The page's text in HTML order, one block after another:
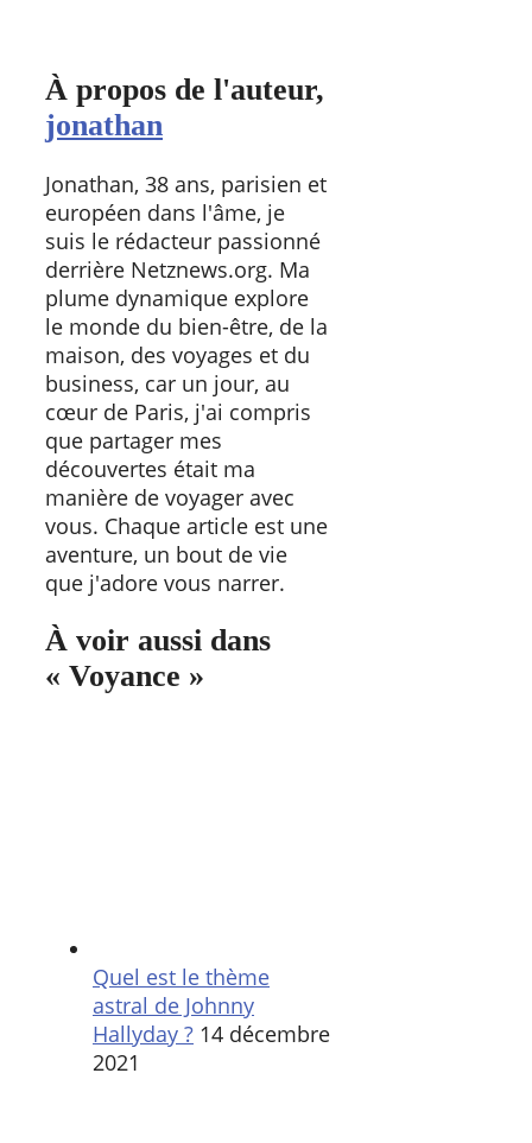
À propos de l'auteur,
jonathan
Jonathan, 38 ans, parisien et
européen dans l'âme, je
suis le rédacteur passionné
derrière Netznews.org. Ma
plume dynamique explore
le monde du bien-être, de la
maison, des voyages et du
business, car un jour, au
cœur de Paris, j'ai compris
que partager mes
découvertes était ma
manière de voyager avec
vous. Chaque article est une
aventure, un bout de vie
que j'adore vous narrer.
À voir aussi dans
« Voyance »
Quel est le thème
astral de Johnny
Hallyday ? 14 décembre
2021